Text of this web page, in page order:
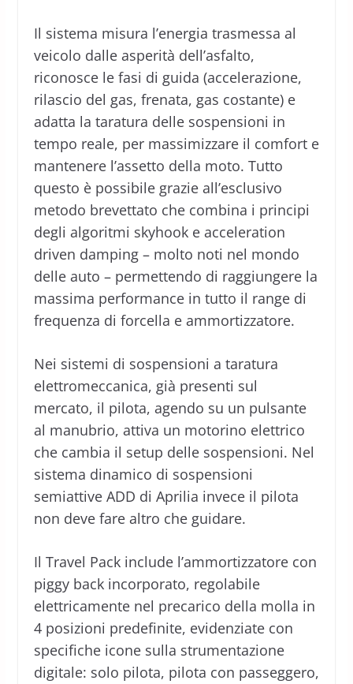
Il sistema misura l’energia trasmessa al
veicolo dalle asperità dell’asfalto,
riconosce le fasi di guida (accelerazione,
rilascio del gas, frenata, gas costante) e
adatta la taratura delle sospensioni in
tempo reale, per massimizzare il comfort e
mantenere l’assetto della moto. Tutto
questo è possibile grazie all’esclusivo
metodo brevettato che combina i principi
degli algoritmi skyhook e acceleration
driven damping – molto noti nel mondo
delle auto – permettendo di raggiungere la
massima performance in tutto il range di
frequenza di forcella e ammortizzatore.
Nei sistemi di sospensioni a taratura
elettromeccanica, già presenti sul
mercato, il pilota, agendo su un pulsante
al manubrio, attiva un motorino elettrico
che cambia il setup delle sospensioni. Nel
sistema dinamico di sospensioni
semiattive ADD di Aprilia invece il pilota
non deve fare altro che guidare.
Il Travel Pack include l’ammortizzatore con
piggy back incorporato, regolabile
elettricamente nel precarico della molla in
4 posizioni predefinite, evidenziate con
specifiche icone sulla strumentazione
digitale: solo pilota, pilota con passeggero,